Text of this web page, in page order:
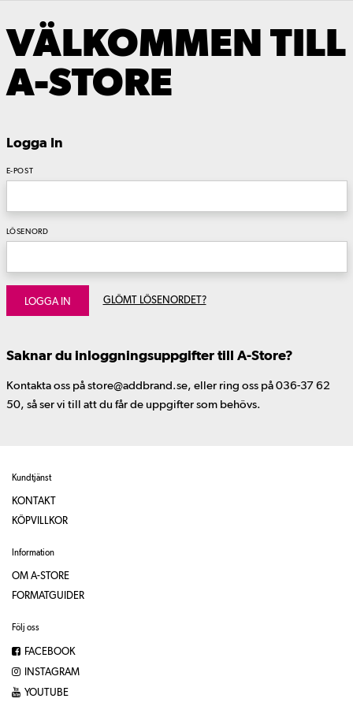
VÄLKOMMEN TILL
A-STORE
Logga In
E-POST
LÖSENORD
LOGGA IN GLÖMT LÖSENORDET?
Saknar du inloggningsuppgifter till A-Store?
Kontakta oss på store@addbrand.se, eller ring oss på 036-37 62
50, så ser vi till att du får de uppgifter som behövs.
Kundtjänst
KONTAKT
KÖPVILLKOR
Information
OM A-STORE
FORMATGUIDER
Följ oss
FACEBOOK
INSTAGRAM
YOUTUBE